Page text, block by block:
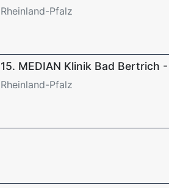
Rheinland-Pfalz
15. MEDIAN Klinik Bad Bertrich
Rheinland-Pfalz